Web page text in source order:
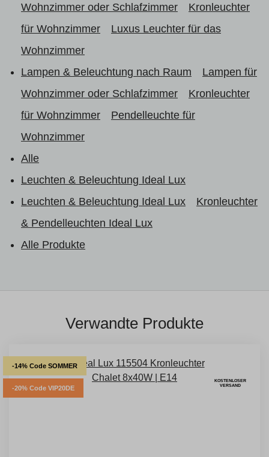
Wohnzimmer oder Schlafzimmer
Kronleuchter
für Wohnzimmer
Luxus Leuchter für das
Wohnzimmer
Lampen & Beleuchtung nach Raum
Lampen für
Wohnzimmer oder Schlafzimmer
Kronleuchter
für Wohnzimmer
Pendelleuchte für
Wohnzimmer
Alle
Leuchten & Beleuchtung Ideal Lux
Leuchten & Beleuchtung Ideal Lux
Kronleuchter
& Pendelleuchten Ideal Lux
Alle Produkte
Verwandte Produkte
-14% Code SOMMER
-20% Code VIP20DE
KOSTENLOSER
VERSAND